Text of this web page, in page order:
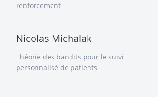
renforcement
Nicolas Michalak
Théorie des bandits pour le suivi
personnalisé de patients